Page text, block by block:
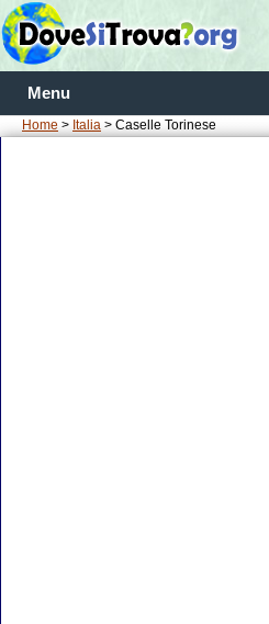
Menu
Home > Italia > Caselle Torinese